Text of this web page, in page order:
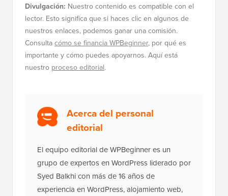
Divulgación: Nuestro contenido es compatible con el
lector. Esto significa que si haces clic en algunos de
nuestros enlaces, podemos ganar una comisión.
Consultacómo se financia WPBeginner, por qué es
importante y cómo puedes apoyarnos. Aquí está
nuestro proceso editorial.
Acerca del personal
editorial
El equipo editorial de WPBeginner es un
grupo de expertos en WordPress liderado por
Syed Balkhi con más de 16 años de
experiencia en WordPress, alojamiento web,